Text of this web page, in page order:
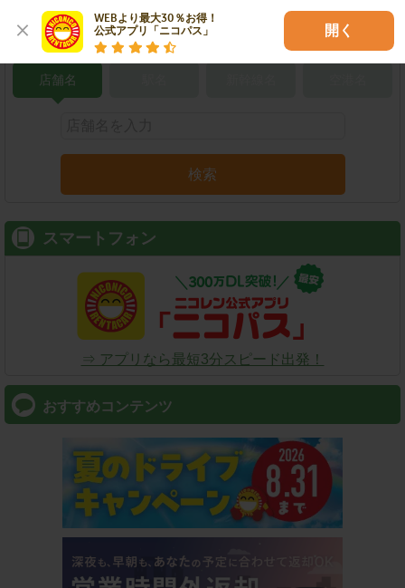
WEBより最大30％お得！
公式アプリ「ニコパス」
開く
こだわり条件で検索
店舗名
検索
スマートフォン
⇒ アプリなら最短3分スピード出発！
おすすめコンテンツ